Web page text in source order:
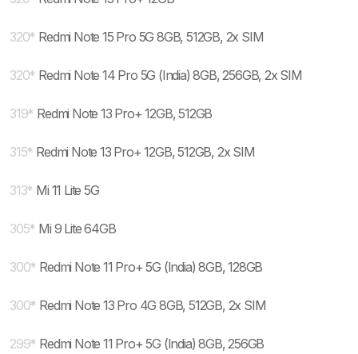
320* Redmi Note 15 Pro 5G 8GB, 512GB, 2x SIM
320* Redmi Note 14 Pro 5G (India) 8GB, 256GB, 2x SIM
319* Redmi Note 13 Pro+ 12GB, 512GB
315* Redmi Note 13 Pro+ 12GB, 512GB, 2x SIM
313* Mi 11 Lite 5G
305* Mi 9 Lite 64GB
300* Redmi Note 11 Pro+ 5G (India) 8GB, 128GB
300* Redmi Note 13 Pro 4G 8GB, 512GB, 2x SIM
299* Redmi Note 11 Pro+ 5G (India) 8GB, 256GB